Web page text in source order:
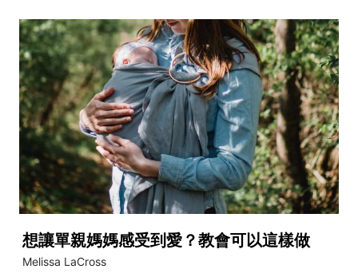
想讓單親媽媽感受到愛？教會可以這樣做
Melissa LaCross